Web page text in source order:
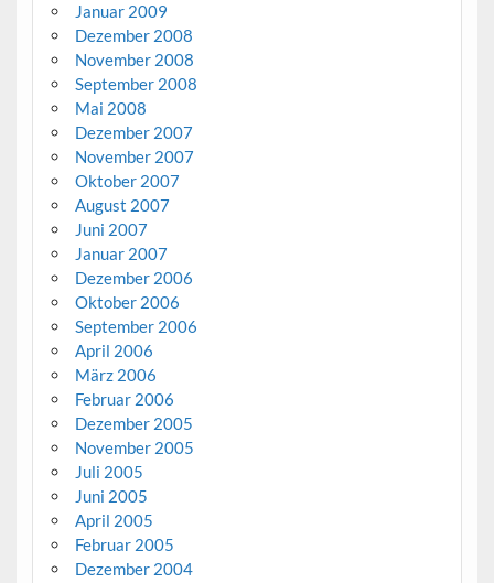
Januar 2009
Dezember 2008
November 2008
September 2008
Mai 2008
Dezember 2007
November 2007
Oktober 2007
August 2007
Juni 2007
Januar 2007
Dezember 2006
Oktober 2006
September 2006
April 2006
März 2006
Februar 2006
Dezember 2005
November 2005
Juli 2005
Juni 2005
April 2005
Februar 2005
Dezember 2004